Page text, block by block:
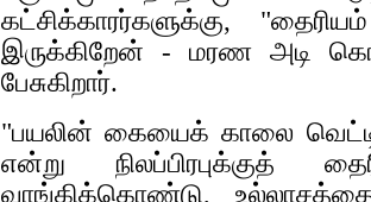
கட்சிக்காரர்களுக்கு,
இருக்கிறேன் - மரண அடி
பேசுகிறார்.
"பயலின் கையைக் காலை
என்று நிலப்பிரபுக்குத்
வாங்கிக்கொண்டு,